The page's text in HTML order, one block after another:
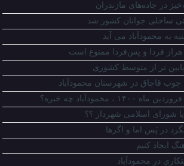
ساحلی جوانان کشور شد
به محمودآباد می آید
هراز فردا و پس‌فردا ممنوع است
پایین‌ تر از متوسط کشوری
قاچاق در شهرستان محمودآباد
محمودآباد چه خبره؟
شورای اسلامی شهردار ؟؟
در پَس اما و اگرها
ایجاد کنیم